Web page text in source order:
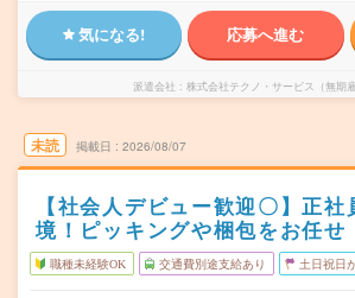
気になる! 応募へ進む
派遣会社 株式会社テクノ・サービス（無期雇
未読 掲載日 2026/08/07
【社会人デビュー歓迎〇】正
境！ピッキングや梱包をお任せ
職種未経験OK 交通費別途支給あり 土日祝日